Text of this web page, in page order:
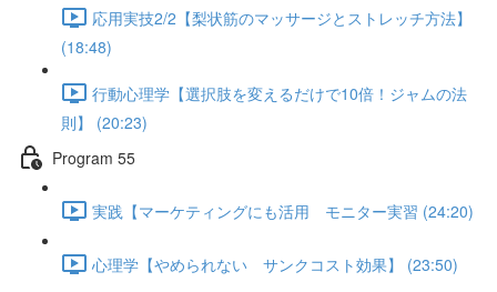
応用実技2/2【梨状筋のマッサージとストレッチ方法】
(18:48)
行動心理学【選択肢を変えるだけで10倍！ジャムの法
則】 (20:23)
Program 55
実践【マーケティングにも活用 モニター実習 (24:20)
心理学【やめられない サンクコスト効果】 (23:50)